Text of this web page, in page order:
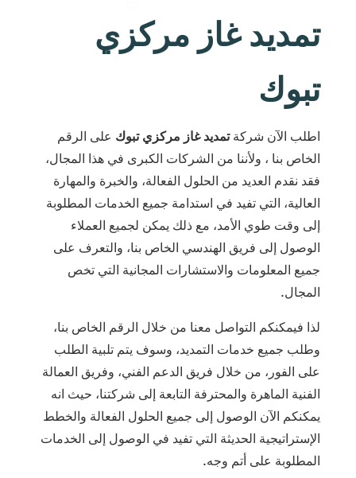
تمديد غاز مركزي
تبوك
اطلب الآن شركةتمديد غاز مركزي تبوك على الرقم
الخاص بنا ، ولأننا من الشركات الكبرى في هذا المجال،
فقد نقدم العديد من الحلول الفعالة، والخبرة والمهارة
العالية، التي تفيد في استدامة جميع الخدمات المطلوبة
إلى وقت طوي الأمد، مع ذلك يمكن لجميع العملاء
الوصول إلى فريق الهندسي الخاص بنا، والتعرف على
جميع المعلومات والاستشارات المجانية التي تخص
المجال.
لذا فيمكنكم التواصل معنا من خلال الرقم الخاص بنا،
وطلب جميع خدمات التمديد، وسوف يتم تلبية الطلب
على الفور، من خلال فريق الدعم الفني، وفريق العمالة
الفنية الماهرة والمحترفة التابعة إلى شركتنا، حيث انه
يمكنكم الآن الوصول إلى جميع الحلول الفعالة والخطط
الإستراتيجية الحديثة التي تفيد في الوصول إلى الخدمات
المطلوبة على أتم وجه.